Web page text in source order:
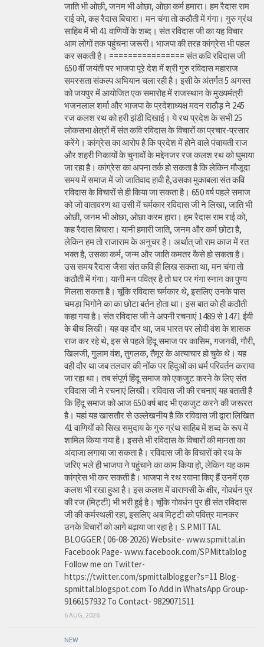
जाति भी ओछी, जनम भी ओछा, ओछा कर्म हमारा। हम रैदास राम
राई को, कह रैदास बिचारा। मन चंगा तो कठौती में गंगा। गुरु ग्रंथ
साहिब में भी 41 वाणियों के शब्द। संत रविदास जी का यह विचार
आम लोगों तक पहुंचना जरूरी। भाजपा की तरह कांग्रेस भी पहल
कर सकती है। ================ संत कवि रविदास जी
650 वीं जयंती पर भाजपा पूरे देश में श्री गुरु रविदास महाराज
समरसता संकल्प अभियान चला रही है। इसी के अंतर्गत 5 अगस्त
को जयपुर में आयोजित एक समारोह में राजस्थान के मुख्यमंत्री
भजनलाल शर्मा और भाजपा के प्रदेशाध्यक्ष मदन राठौड़ ने 245
रज कलश रथ को हरी झंडी दिखाई। ये रथ प्रदेश के सभी 25
लोकसभा क्षेत्रों में संत कवि रविदास के विचारों का प्रचार-प्रसार
करेंगे। कांग्रेस का आरोप है कि प्रदेश में होने वाले पंचायती राज
और शहरी निकायों के चुनावों के मद्देनजर रज कलश रथ को घुमाया
जा रहा है। कांग्रेस का अपना तर्क हो सकता है कि लेकिन मौजूदा
समय में समाज में जो जातिवाद हावी है,उसका मुकाबला संत कवि
रविदास के विचारों से ही किया जा सकता है। 650 वर्ष पहले समाज
को जो वातावरण था उसी में चर्मकार रविदास जी ने लिखा, जाति भी
ओछी, जनम भी ओछा, ओछा करम हारा। हम रैदास राम राई को,
कह रैदास बिचारा। यानी हमारी जाति, जनम और कर्म छोटा है,
लेकिन हम तो राजाराम के अनुचर है। अर्थात् जो राम काज में रत
भक्त है, उसका कर्म, जन्म और जाति कमतर कैसे हो सकता है।
उस समय रैदास जैसा संत कवि ही लिख सकता था, मन चंगा तो
कठौती में गंगा। यानी मन पवित्र है तो घर पर गंगा स्नान का पुण्य
मिलता सकता है। चूंकि रविदास चर्मकार थे, इसलिए उनके पास
चमड़ा भिगोने का का छोटा बर्तन होता था। इस बात को ही कठौती
कहा गया है। संत रविदास जी ने अपनी रचनाएं 1489 से 1471 ईवी
के बीच लिखी। यह वह दौर था, जब भारत पर लोदी वंश के शासक
राज कर रहे थे, इस से पहले हिंदू समाज पर कासिम, गजनवी, गौरी,
खिलजी, गुलाम वंश, तुगलक, तैमूर के अत्याचार हो चुके थे। यह
वही दौर था जब तलवार की नोंक पर हिंदुओं का धर्म परिवर्तन कराया
जा रहा था। तब संपूर्ण हिंदू समाज को एकजुट करने के लिए संत
रविदास जी ने रचनाएं लिखी। रविदास जी की रचनाएं यह बताती है
कि हिंदू समाज को आज 650 वर्ष बाद भी एकजुट करने की जरूरत
है। यहां यह खासतौर से उल्लेखनीय है कि रविदास जी द्वारा लिखित
41 वाणियोंं को सिख समुदाय के गुरु ग्रंथ साहिब में शब्द के रूप में
शामिल किया गया है। इससे भी रविदास के विचारों की मानता का
अंदाजा लगाया जा सकता है। रविदास जी के विचारों को रथ के
जरिए भले ही भाजपा ने पहुंचाने का काम किया हो, लेकिन यह काम
कांग्रेस भी कर सकती है। भाजपा ने रथ रवाना किए हैं उनमें एक
कलश भी रखा हुआ है। इस कलश में वाराणसी के क्षीर, गोवर्धन पुर
की रज (मिट्टी) भी भरी हुई है। चूंकि गोवर्धन पुर ही संत रविदास
जी की कर्मस्थली रहा, इसलिए अब मिट्टी को पवित्र मानकर
उनके विचारों को आगे बढ़ाया जा रहा है। S.P.MITTAL
BLOGGER ( 06-08-2026) Website- www.spmittal.in
Facebook Page- www.facebook.com/SPMittalblog
Follow me on Twitter-
https://twitter.com/spmittalblogger?s=11 Blog-
spmittal.blogspot.com To Add in WhatsApp Group-
9166157932 To Contact- 9829071511
6 AUG, 2026
NEW